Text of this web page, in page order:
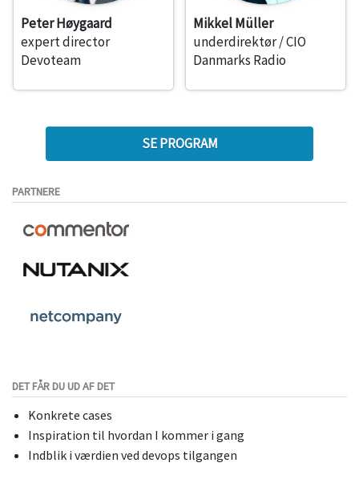
Peter Høygaard
expert director
Devoteam
Mikkel Müller
underdirektør / CIO
Danmarks Radio
SE PROGRAM
PARTNERE
DET FÅR DU UD AF DET
Konkrete cases
Inspiration til hvordan I kommer i gang
Indblik i værdien ved devops tilgangen